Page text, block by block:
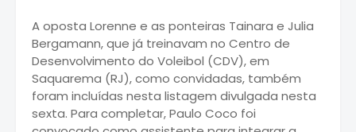
A oposta Lorenne e as ponteiras Tainara e Julia
Bergamann, que já treinavam no Centro de
Desenvolvimento do Voleibol (CDV), em
Saquarema (RJ), como convidadas, também
foram incluídas nesta listagem divulgada nesta
sexta. Para completar, Paulo Coco foi